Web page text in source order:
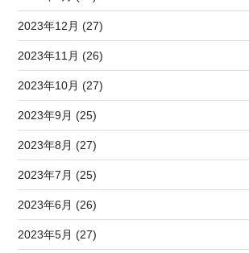
2023年12月 (27)
2023年11月 (26)
2023年10月 (27)
2023年9月 (25)
2023年8月 (27)
2023年7月 (25)
2023年6月 (26)
2023年5月 (27)